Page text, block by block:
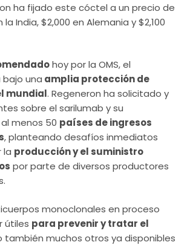
ha fijado este cóctel a un precio de
India, $2,000 en Alemania y $2,100
hoy por la OMS, el
una amplia protección de
mundial. Regeneron ha solicitado y
sobre el sarilumab y su
menos 50 países de ingresos
, planteando desafíos inmediatos
la producción y el suministro
por parte de diversos productores
monoclonales en proceso
útiles para prevenir y tratar el
también muchos otros ya disponibles